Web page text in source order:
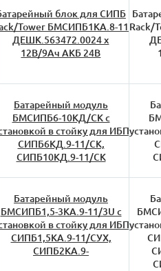
блок для СИПБ
Tower БМСИПБ1КА.8-11
ДЕШК.563472.0024 х
12В/9Ач АКБ 24В
Rack/
Батарейный модуль
БМСИПБ6-10КД/СК с
в стойку для ИБП
СИПБ6КД.9-11/СК,
СИПБ10КД.9-11/СК
Батарейный модуль
БМСИПБ1,5-3КА.9-11/3U с
в стойку для ИБП
СИПБ1,5КА.9-11/СУХ,
СИПБ2КА.9-